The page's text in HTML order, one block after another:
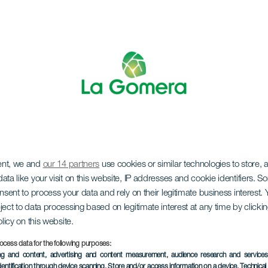
we and our 14 partners use cookies or similar technologies to store,
like your visit on this website, IP addresses and cookie identifiers.
to process your data and rely on their legitimate business interest.
to data processing based on legitimate interest at any time by
on this website.
data for the following purposes:
and content, advertising and content measurement, audience research and
- Perseiden
Localidad
Agulo